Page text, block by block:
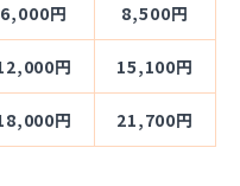
6,000円 8,500円
円 15,100円
円 21,700円